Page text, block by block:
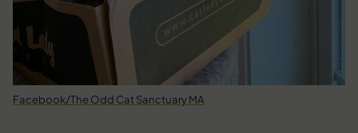
Facebook/The Odd Cat Sanctuary MA